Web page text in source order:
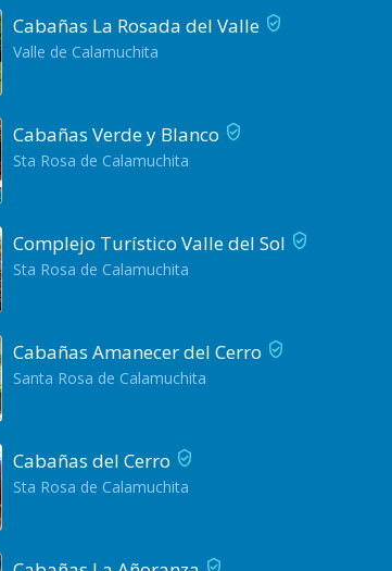
Cabañas La Rosada del Valle
Valle de Calamuchita
Cabañas Verde y Blanco
Sta Rosa de Calamuchita
Complejo Turístico Valle del Sol
Sta Rosa de Calamuchita
Cabañas Amanecer del Cerro
Santa Rosa de Calamuchita
Cabañas del Cerro
Sta Rosa de Calamuchita